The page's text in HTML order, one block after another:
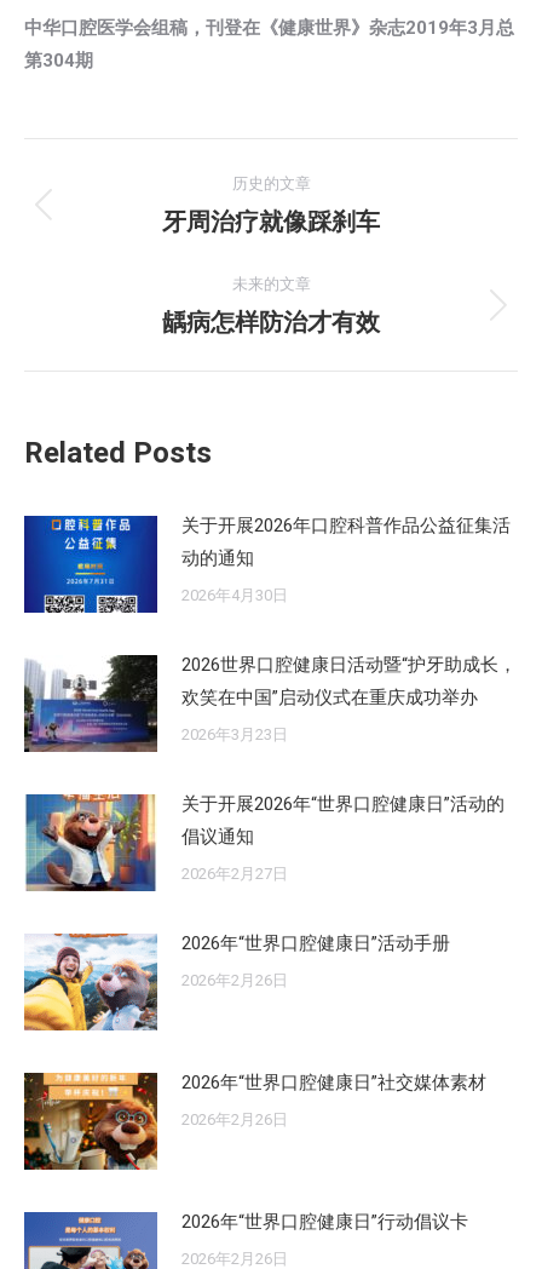
中华口腔医学会组稿，刊登在《健康世界》杂志2019年3月总
第304期
章
历史的文章
历
的
文
牙周治疗就像踩刹车
未来的文章
未
龋病怎样防治才有效
Related Posts
关于开展2026年口腔科普作品公益征集活
动的通知
2026年4月30日
2026世界口腔健康日活动暨“护牙助成长，
欢笑在中国”启动仪式在重庆成功举办
2026年3月23日
关于开展2026年“世界口腔健康日”活动的
倡议通知
2026年2月27日
2026年“世界口腔健康日”活动手册
2026年2月26日
2026年“世界口腔健康日”社交媒体素材
2026年2月26日
2026年“世界口腔健康日”行动倡议卡
2026年2月26日